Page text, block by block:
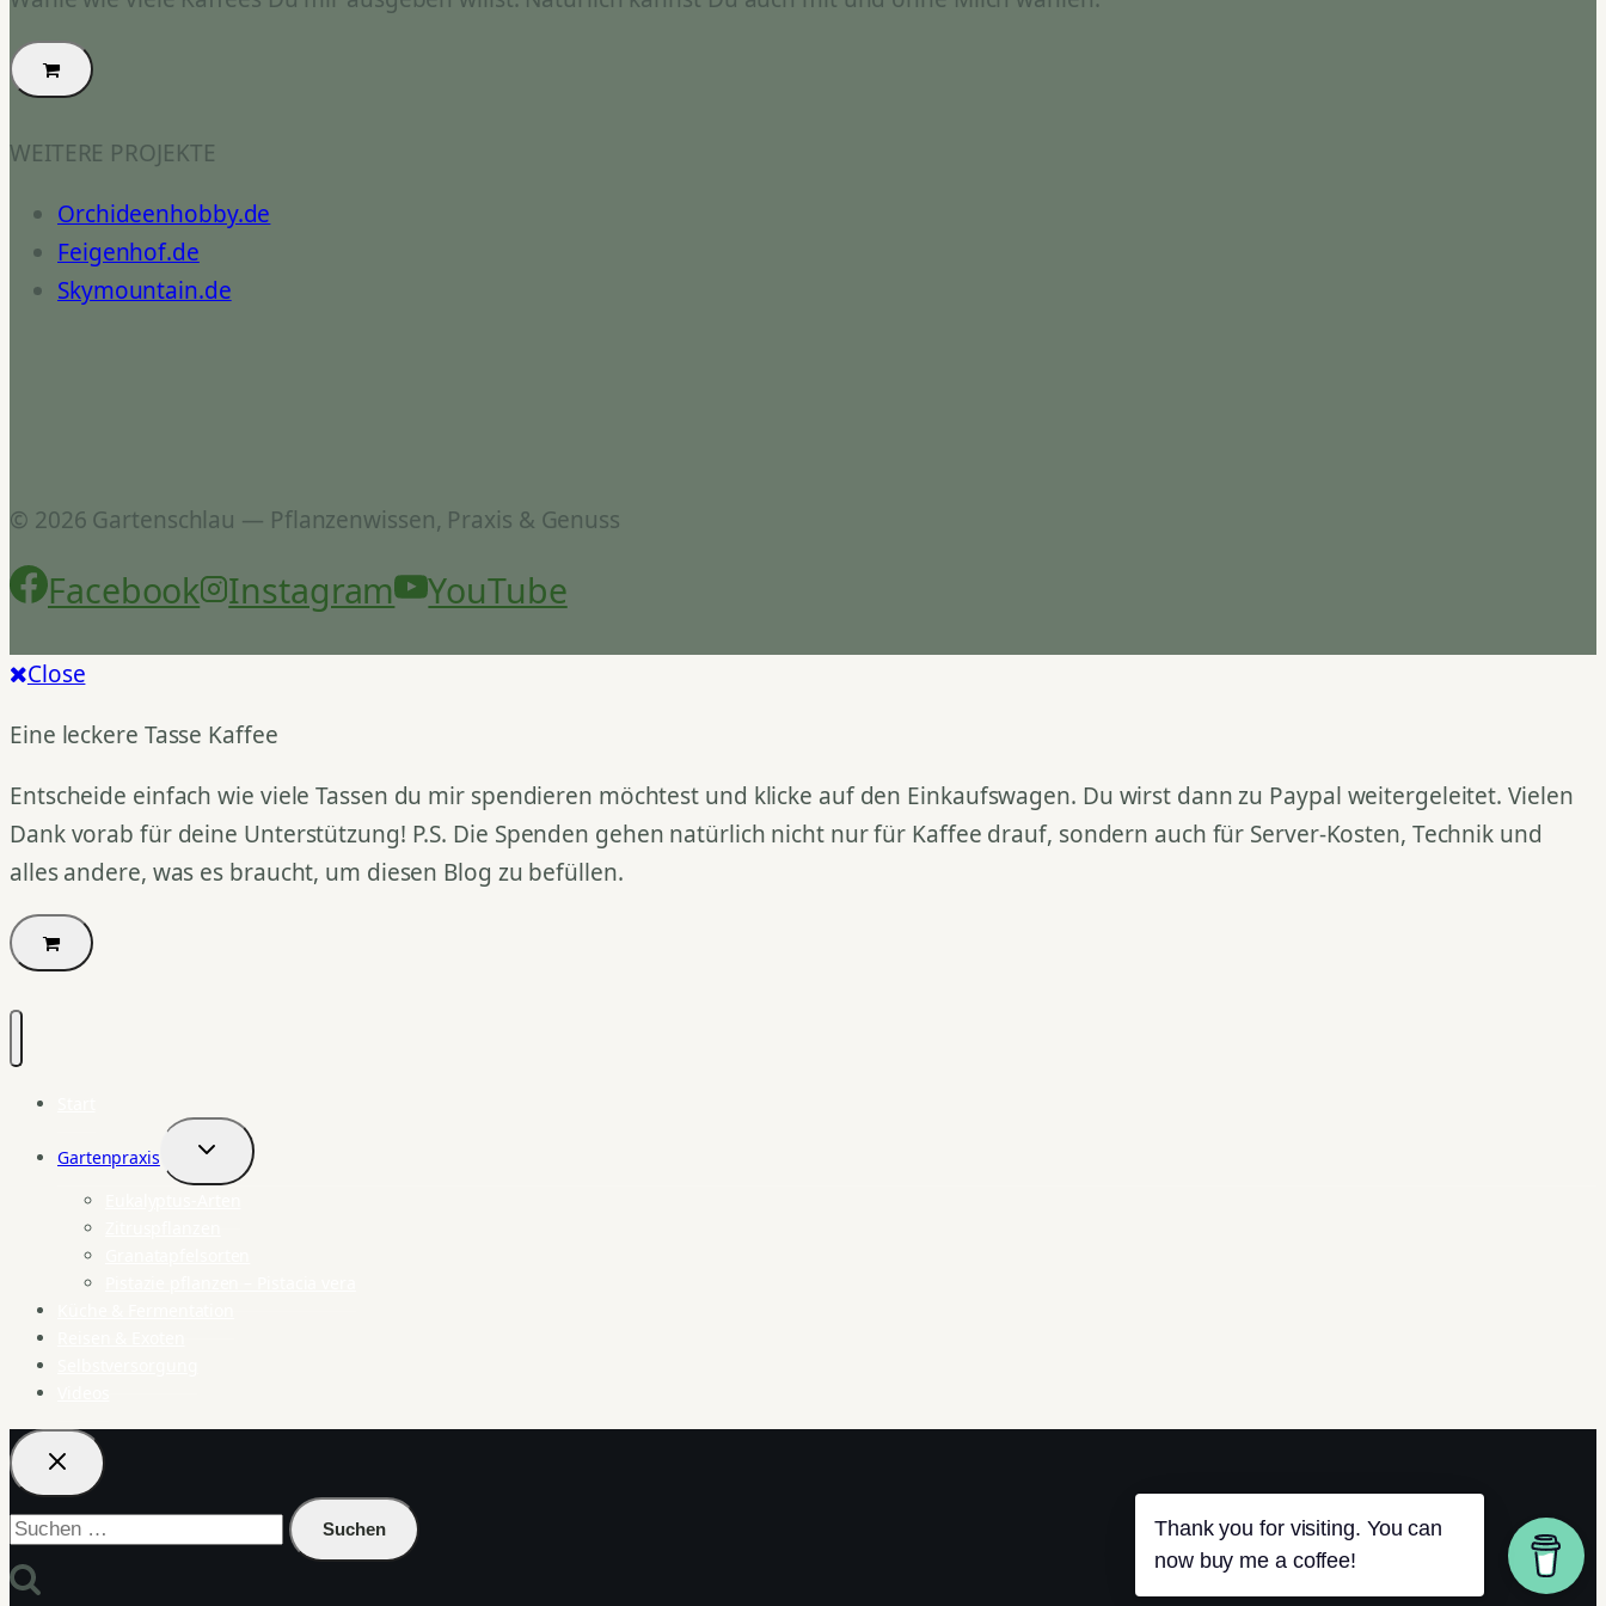
WEITERE PROJEKTE
Orchideenhobby.de
Feigenhof.de
Skymountain.de
© 2026 Gartenschlau — Pflanzenwissen, Praxis & Genuss
Facebook Instagram YouTube
Close
Eine leckere Tasse Kaffee
Entscheide einfach wie viele Tassen du mir spendieren möchtest und klicke auf den Einkaufswagen. Du wirst dann zu Paypal weitergeleitet. Vielen
Dank vorab für deine Unterstützung! P.S. Die Spenden gehen natürlich nicht nur für Kaffee drauf, sondern auch für Server-Kosten, Technik und
alles andere, was es braucht, um diesen Blog zu befüllen.
Gartenpraxis
Untermenü
umschalten
Suchen
nach: